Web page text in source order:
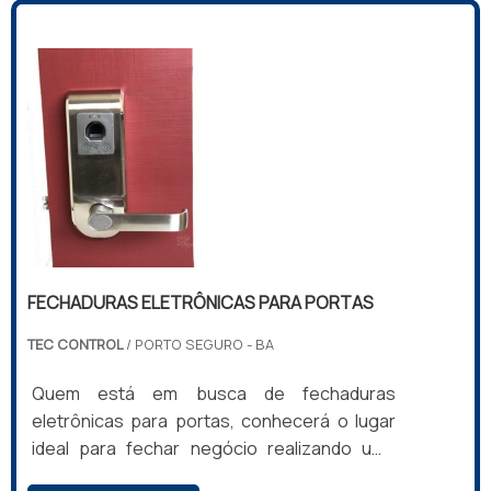
COMPRAR FECHADURA BIOMÉTRICASe
biométrica em uma empresa comprometida
com seus serviços, encontra o site da Tec
Control. A empresa trabalha com cofre
digital...
FECHADURAS ELETRÔNICAS PARA PORTAS
TEC CONTROL/ PORTO SEGURO - BA
Quem está em busca de fechaduras
eletrônicas para portas, conhecerá o lugar
ideal para fechar negócio realizando uma